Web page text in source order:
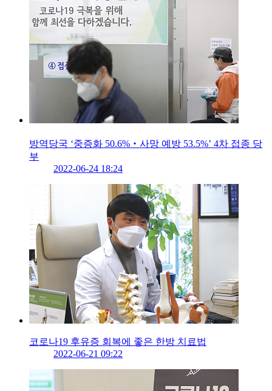
방역당국 ‘중증화 50.6%‧사망 예방 53.5%’ 4차 접종 당
부
2022-06-24 18:24
코로나19 후유증 회복에 좋은 한방 치료법
2022-06-21 09:22